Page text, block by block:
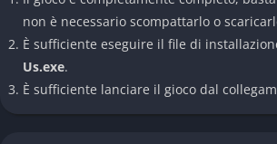
La storia è raccontata con un’attenzione al
videogiochi. Ogni scena, ogni dialogo, ogni
Ellie costruisce un legame che cresce e si
non è necessario scompattarlo o
È sufficiente eseguire il file di
Us.exe.
È sufficiente lanciare il gioco dal